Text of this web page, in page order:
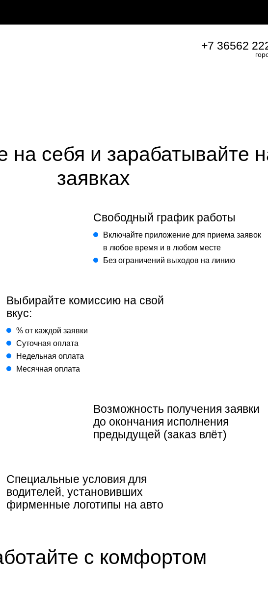
+7 36562
на себя и зарабатывайте
заявках
Свободный график работы
Включайте приложение для приема заявок
в любое время и в любом месте
Без ограничений выходов на линию
Выбирайте комиссию на свой
вкус:
% от каждой заявки
Суточная оплата
Недельная оплата
Месячная оплата
Возможность получения заявки
до окончания исполнения
предыдущей (заказ влёт)
Специальные условия для
водителей, установивших
фирменные логотипы на авто
с комфортом